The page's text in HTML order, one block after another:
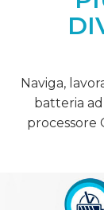
Naviga,
batteria ad
processore